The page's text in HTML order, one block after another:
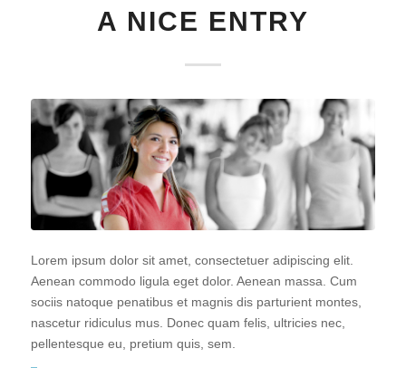
A NICE ENTRY
Lorem ipsum dolor sit amet, consectetuer adipiscing elit.
Aenean commodo ligula eget dolor. Aenean massa. Cum
sociis natoque penatibus et magnis dis parturient montes,
nascetur ridiculus mus. Donec quam felis, ultricies nec,
pellentesque eu, pretium quis, sem.